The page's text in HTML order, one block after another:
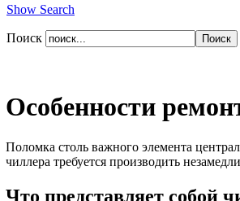
Show Search
Поиск
Особенности
Поломка столь важного элемента
чиллера требуется производить
Что представляет собой